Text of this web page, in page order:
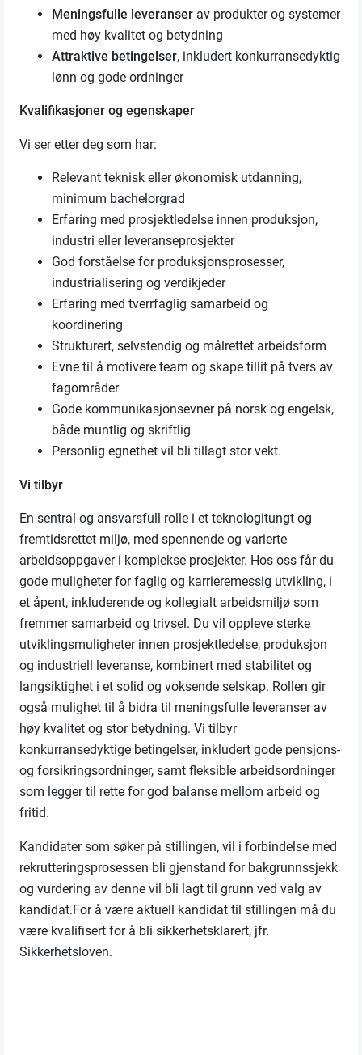
Meningsfulle leveranser av produkter og systemer
med høy kvalitet og betydning
Attraktive betingelser, inkludert konkurransedyktig
lønn og gode ordninger
Kvalifikasjoner og egenskaper
Vi ser etter deg som har:
Relevant teknisk eller økonomisk utdanning,
minimum bachelorgrad
Erfaring med prosjektledelse innen produksjon,
industri eller leveranseprosjekter
God forståelse for produksjonsprosesser,
industrialisering og verdikjeder
Erfaring med tverrfaglig samarbeid og
koordinering
Strukturert, selvstendig og målrettet arbeidsform
Evne til å motivere team og skape tillit på tvers av
fagområder
Gode kommunikasjonsevner på norsk og engelsk,
både muntlig og skriftlig
Personlig egnethet vil bli tillagt stor vekt.
Vi tilbyr
En sentral og ansvarsfull rolle i et teknologitungt og
fremtidsrettet miljø, med spennende og varierte
arbeidsoppgaver i komplekse prosjekter. Hos oss får du
gode muligheter for faglig og karrieremessig utvikling, i
et åpent, inkluderende og kollegialt arbeidsmiljø som
fremmer samarbeid og trivsel. Du vil oppleve sterke
utviklingsmuligheter innen prosjektledelse, produksjon
og industriell leveranse, kombinert med stabilitet og
langsiktighet i et solid og voksende selskap. Rollen gir
også mulighet til å bidra til meningsfulle leveranser av
høy kvalitet og stor betydning. Vi tilbyr
konkurransedyktige betingelser, inkludert gode pensjons-
og forsikringsordninger, samt fleksible arbeidsordninger
som legger til rette for god balanse mellom arbeid og
fritid.
Kandidater som søker på stillingen, vil i forbindelse med
rekrutteringsprosessen bli gjenstand for bakgrunnssjekk
og vurdering av denne vil bli lagt til grunn ved valg av
kandidat.For å være aktuell kandidat til stillingen må du
være kvalifisert for å bli sikkerhetsklarert, jfr.
Sikkerhetsloven.